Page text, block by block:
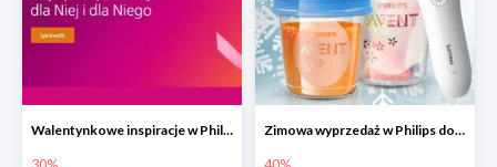
Walentynkowe inspiracje w Philips do -30% Zimowa wyprzedaż w Philips do -40%